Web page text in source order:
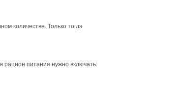
количестве. Только тогда
рацион питания нужно включать: